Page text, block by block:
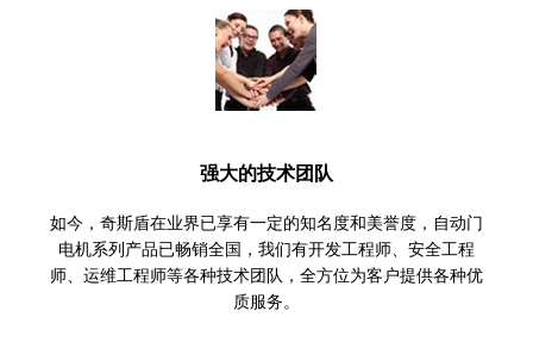
强大的技术团队
如今，奇斯盾在业界已享有一定的知名度和美誉度，自动门
电机系列产品已畅销全国，我们有开发工程师、安全工程
师、运维工程师等各种技术团队，全方位为客户提供各种优
质服务。